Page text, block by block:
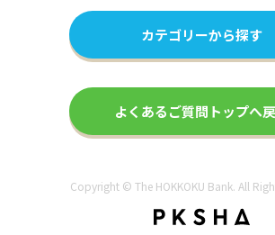
カテゴリーから探す
よくあるご質問トップへ
Copyright © The HOKKOKU Bank. All